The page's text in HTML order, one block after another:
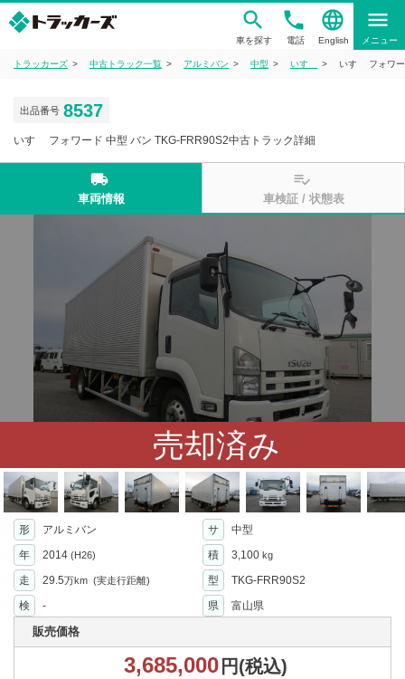
車を探す
phone
電話
language
English
menu
メニュー
トラッカーズ 中古トラック一覧 アルミバン 中型 いすゞ いすゞ フォワ
出品番号 8537
いすゞ フォワード 中型 バン TKG-FRR90S2中古トラック詳細
local_shipping
車両情報
playlist_add_check
車検証 / 状態表
売却済み
形 アルミバン サ
中型
年
2014 (H26) 積 3,100 kg
走 29.5万km (実走行距離) 型
TKG-FRR90S2
検
- 県 富山県
販売価格
3,685,000 円(税込)